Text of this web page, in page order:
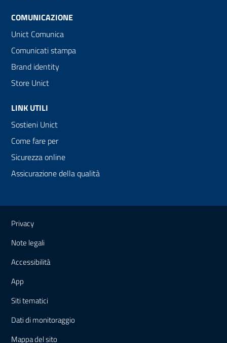
COMUNICAZIONE
Unict Comunica
Comunicati stampa
Brand identity
Store Unict
LINK UTILI
Sostieni Unict
Come fare per
Sicurezza online
Assicurazione della qualità
Link e informazioni utili
Privacy
Note legali
Accessibilità
App
Siti tematici
Dati di monitoraggio
Mappadel sito